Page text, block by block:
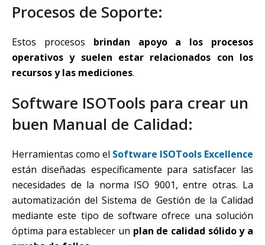
Procesos de Soporte:
Estos procesos brindan apoyo a los procesos
operativos y suelen estar relacionados con los
recursos y las mediciones.
Software ISOTools para crear un
buen Manual de Calidad:
Herramientas como el Software ISOTools Excellence
están diseñadas específicamente para satisfacer las
necesidades de la norma ISO 9001, entre otras. La
automatización del Sistema de Gestión de la Calidad
mediante este tipo de software ofrece una solución
óptima para establecer un plan de calidad sólido y a